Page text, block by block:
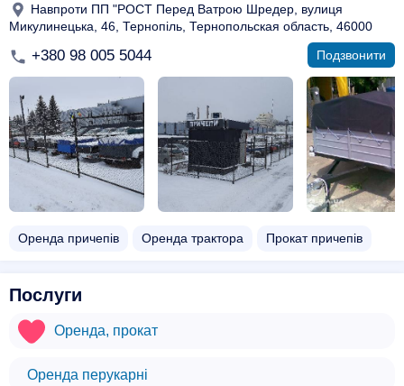
Навпроти ПП "РОСТ Перед Ватрою Шредер, вулиця
Микулинецька, 46, Тернопіль, Тернопольская область, 46000
+380 98 005 5044 Подзвонити
Оренда причепів Оренда трактора Прокат причепів
Послуги
Оренда, прокат
Оренда перукарні